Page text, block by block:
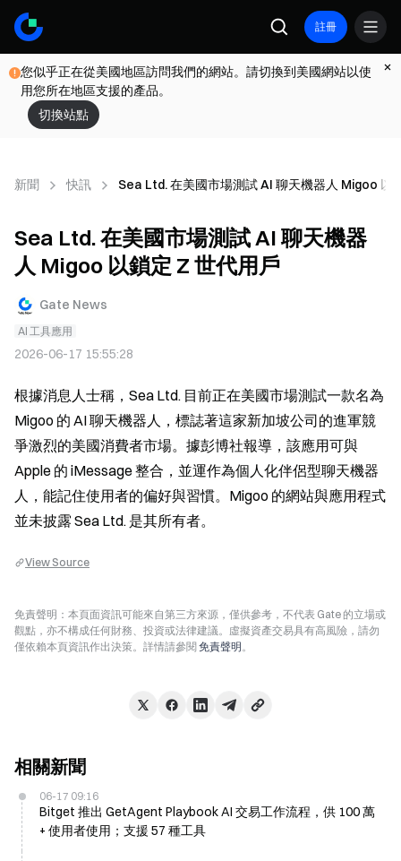
註冊
您似乎正在從美國地區訪問我們的網站。請切換到美國網站以使
用您所在地區支援的產品。
切換站點
新聞 快訊 Sea Ltd. 在美國市場測試 AI 聊天機器人 Migoo 以
Sea Ltd. 在美國市場測試 AI 聊天機器
人 Migoo 以鎖定 Z 世代用戶
Gate News
AI 工具應用
2026-06-17 15:55:28
根據消息人士稱，Sea Ltd. 目前正在美國市場測試一款名為
Migoo 的 AI 聊天機器人，標誌著這家新加坡公司的進軍競
爭激烈的美國消費者市場。據彭博社報導，該應用可與
Apple 的 iMessage 整合，並運作為個人化伴侶型聊天機器
人，能記住使用者的偏好與習慣。Migoo 的網站與應用程式
並未披露 Sea Ltd. 是其所有者。
View Source
免責聲明：本頁面資訊可能來自第三方來源，僅供參考，不代表 Gate 的立場或
觀點，亦不構成任何財務、投資或法律建議。虛擬資產交易具有高風險，請勿
僅依賴本頁資訊作出決策。詳情請參閱 免責聲明。
相關新聞
06-17 09:16
Bitget 推出 GetAgent Playbook AI 交易工作流程，供 100 萬
+ 使用者使用；支援 57 種工具